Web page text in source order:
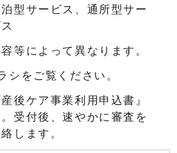
型サービス、通所型サー
等によって異なります。
をご覧ください。
後ケア事業利用申込書』
受付後、速やかに審査を
します。